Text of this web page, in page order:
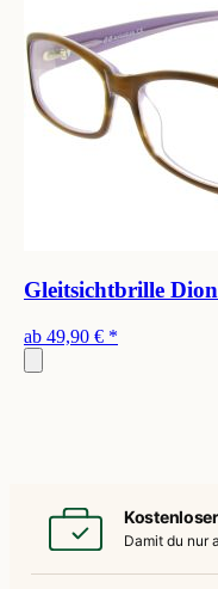
Gleitsichtbrille
ab 49,90 € *
Damit du nur